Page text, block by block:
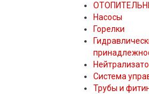
Насосы
Горелки
Система
Трубы и